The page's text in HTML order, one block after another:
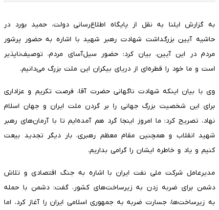
به گزارش ایلنا به نقل از پایگاه اطلاع‌رسانی دولت، حمید بورد در
حاشیه آیین بزرگداشت شهادت رهبر شهید با اشاره به حضور پرشور
مردم در این آیین، بیان کرد: حضور سیل‌آسای مردم، توصیف‌ناپذیر
است و ما خود را قطره‌ای از دریای بیکران این ملت بزرگ می‌دانیم.
وی با بیان اینکه شهادت ناگهانی حضرت آقا، فرصت تکریم و عزاداری
برای این شخصیت بزرگ جهانی را بر گردن ملت ایران و جهان اسلام
نهاد، تصریح کرد: ما امروز اینجا گرد هم آمده‌ایم تا با آرمان‌های رهبر
شهید انقلاب و همچنین مقام معظم رهبری، بار دیگر تجدید بیعت
کنیم و یاد و خاطره ایشان را گرامی بداریم.
مدیرعامل شرکت ملی نفت ایران با اشاره به جنگ اقتصادی و تلاش
دشمن برای ضربه زدن به زیرساخت‌های کشور، گفت: دشمن با حمله
به زیرساخت‌ها، جسارت ضربه به جمهوری اسلامی ایران را آغاز کرد، اما